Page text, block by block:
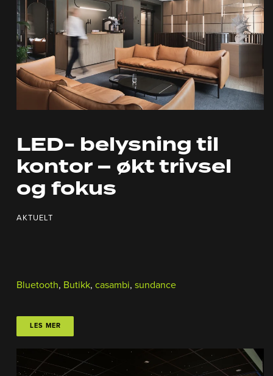
LED- belysning til
kontor – økt trivsel
og fokus
AKTUELT
Bluetooth, Butikk, casambi, sundance
LES MER